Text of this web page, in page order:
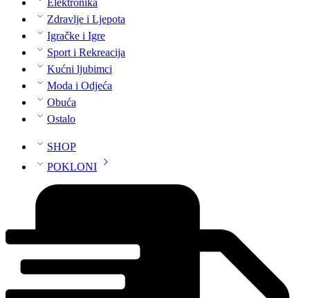
Elektronika
Zdravlje i Ljepota
Igračke i Igre
Sport i Rekreacija
Kućni ljubimci
Moda i Odjeća
Obuća
Ostalo
SHOP
POKLONI